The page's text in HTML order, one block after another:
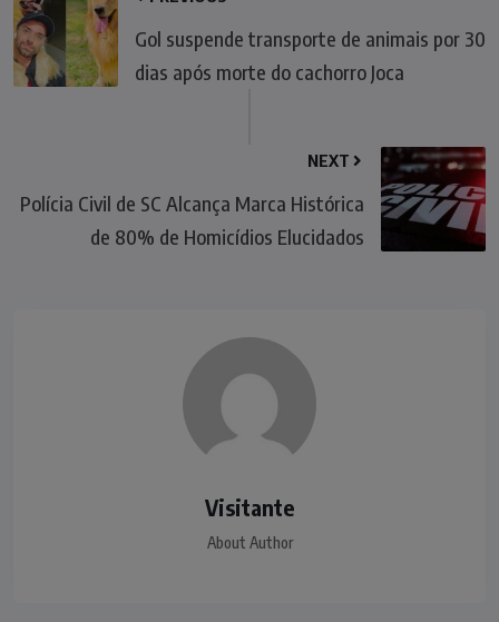
Gol suspende transporte de animais por 30
dias após morte do cachorro Joca
NEXT
Polícia Civil de SC Alcança Marca Histórica
de 80% de Homicídios Elucidados
Visitante
About Author